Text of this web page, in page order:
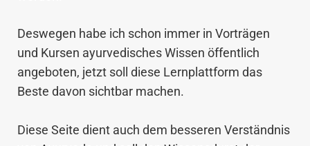
Deswegen habe ich schon immer in Vorträgen
und Kursen ayurvedisches Wissen öffentlich
angeboten, jetzt soll diese Lernplattform das
Beste davon sichtbar machen.
Diese Seite dient auch dem besseren Verständnis